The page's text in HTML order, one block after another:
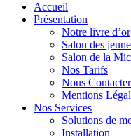
Accueil
Présentation
Notre livre d’or
Salon des
Salon de la
Nos Tarifs
Nous Contacter
Mentions
Nos Services
Solutions de
Installation